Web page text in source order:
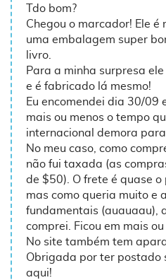
Tdo bom?
Chegou o marcador! Ele é
uma embalagem super
livro.
Para a minha surpresa
e é fabricado lá mesmo!
Eu encomendei dia 30/09
mais ou menos o tempo
internacional demora
No meu caso, como
não fui taxada (as
de $50). O frete é quase
mas como queria muito e
fundamentais (auauaau),
comprei. Ficou em mais
No site também tem
Obrigada por ter postado
aqui!